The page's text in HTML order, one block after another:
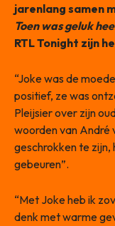
jarenlang samen
Toen was geluk
RTL Tonight zijn
“Joke was de
positief, ze was
Pleijsier over zijn
woorden van André
geschrokken te
gebeuren”.
“Met Joke heb ik
denk met warme